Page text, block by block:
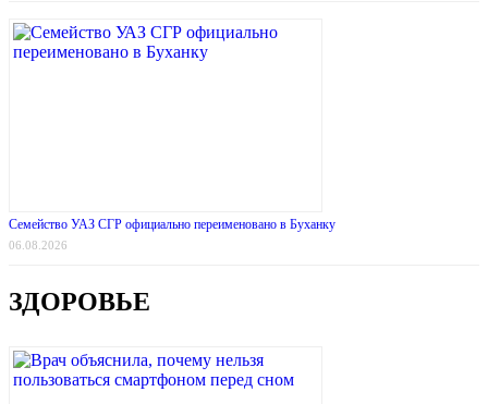
Семейство УАЗ СГР официально переименовано в Буханку
06.08.2026
ЗДОРОВЬЕ